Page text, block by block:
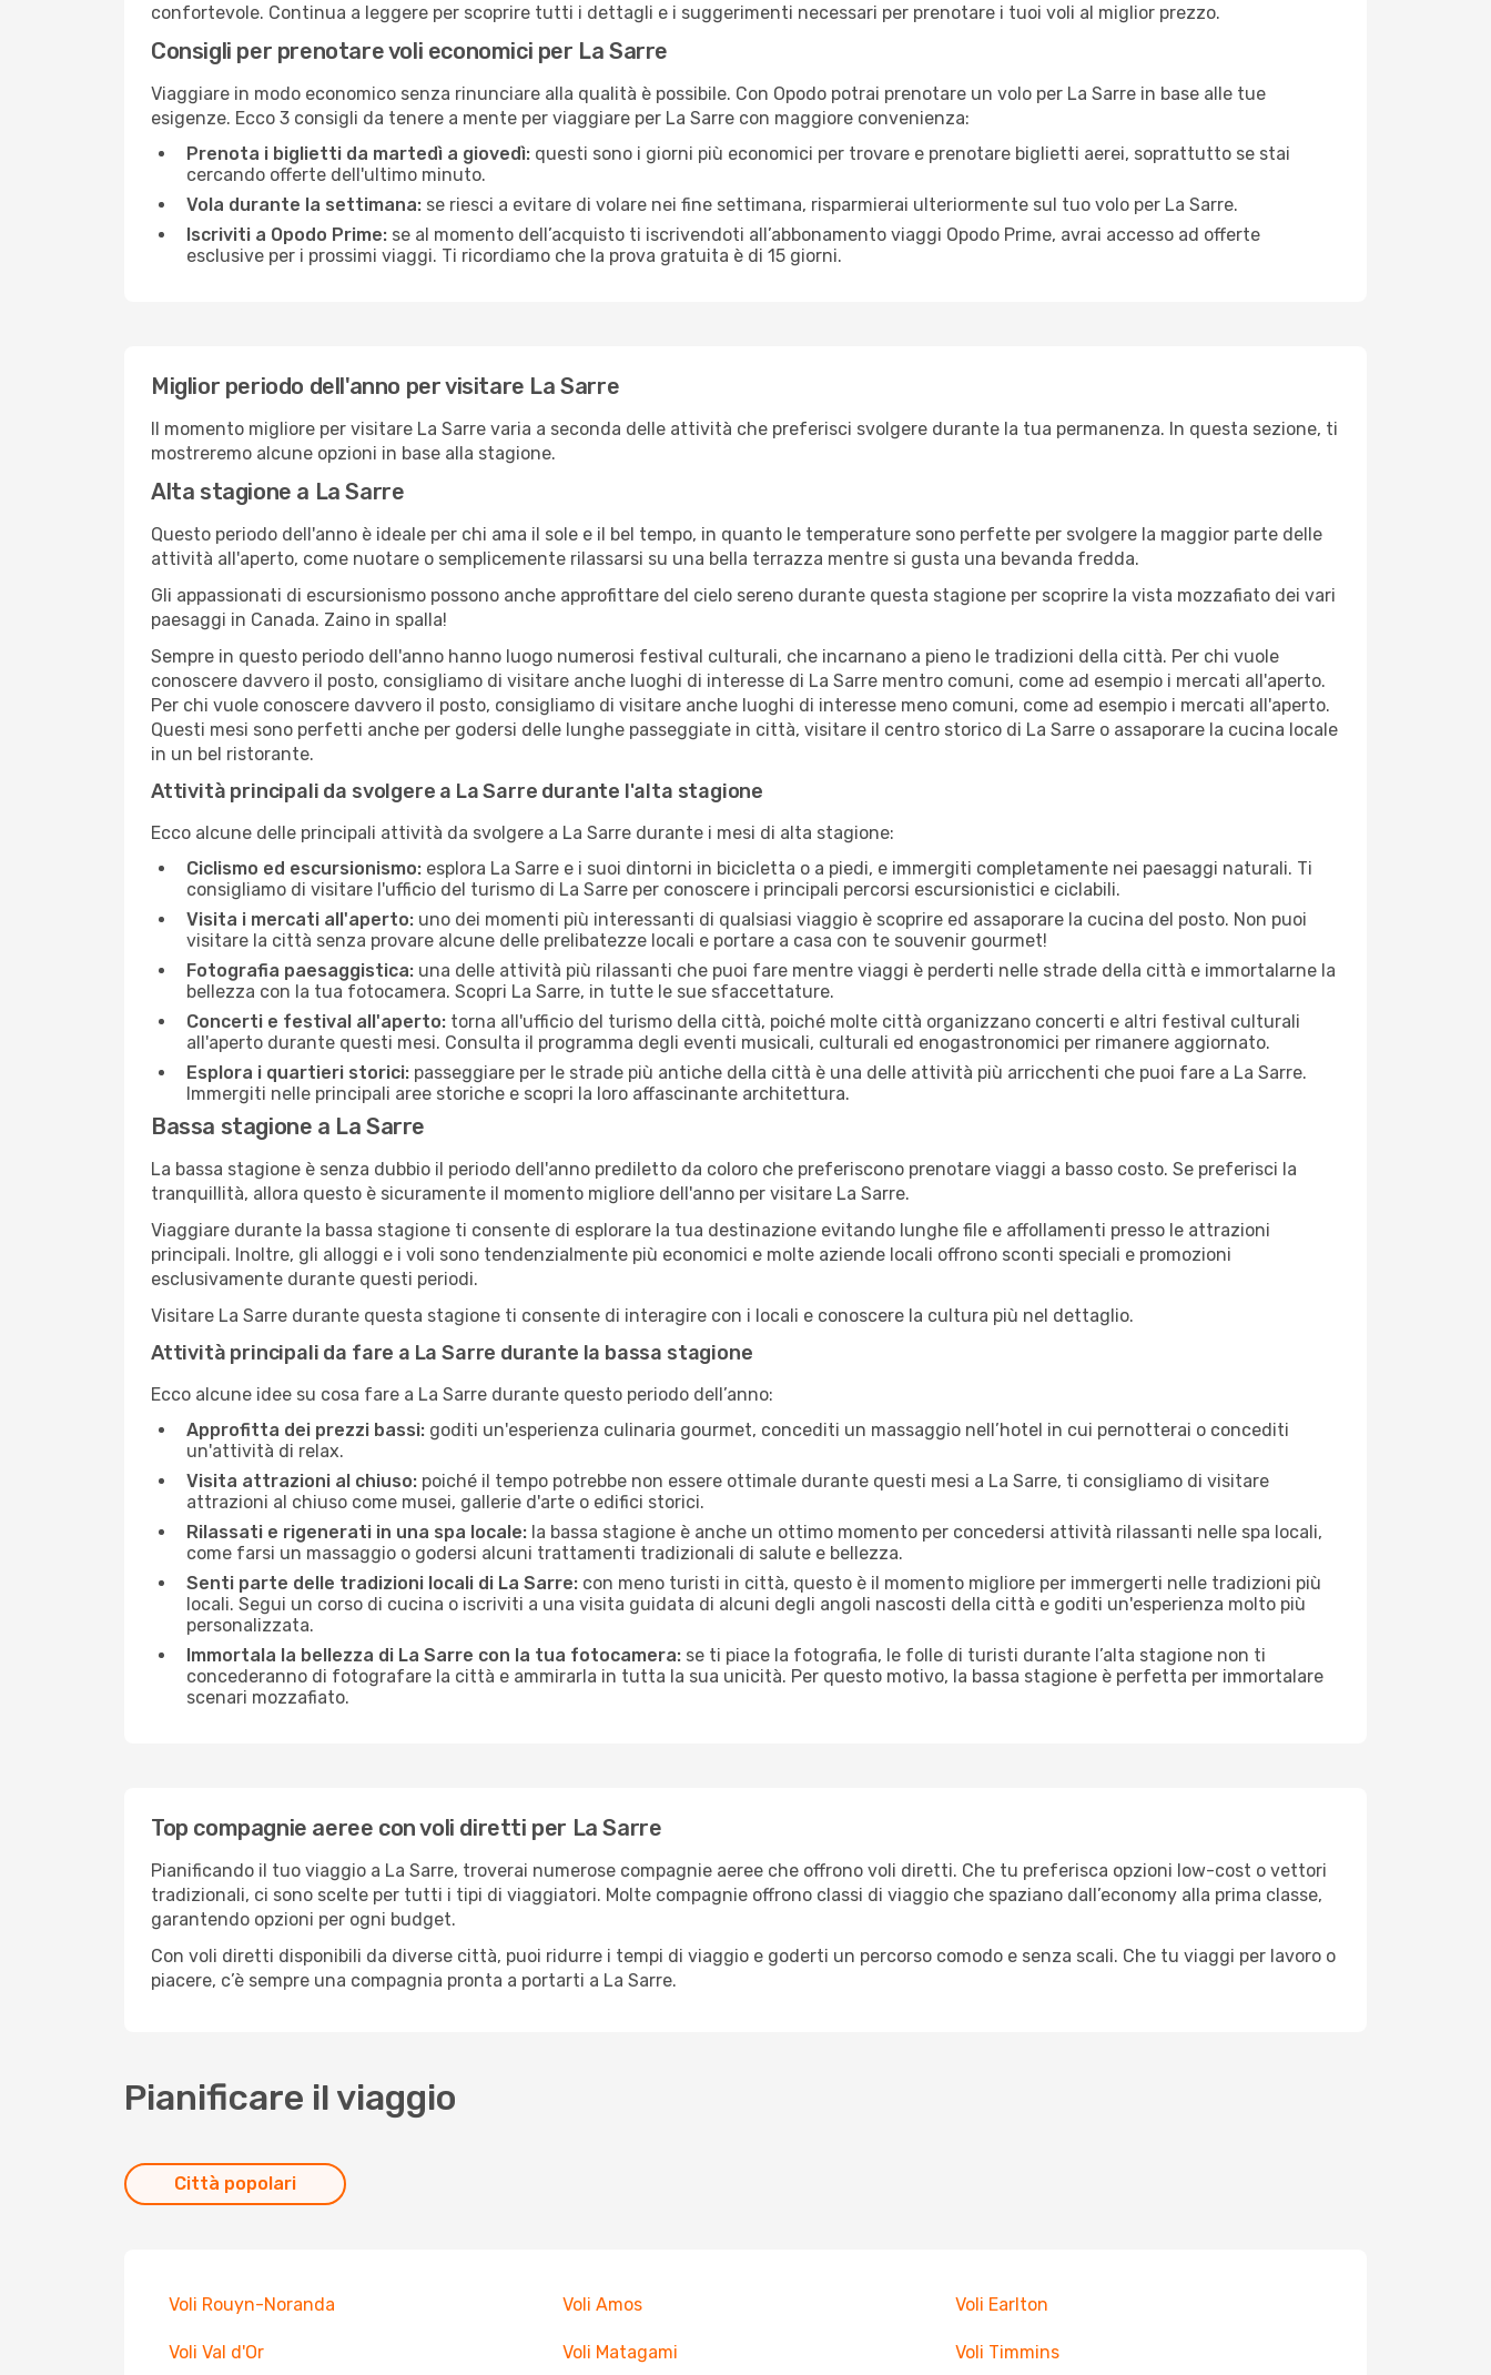
confortevole. Continua a leggere per scoprire tutti i dettagli e i suggerimenti necessari per prenotare i tuoi voli al miglior prezzo.
Consigli per prenotare voli economici per La Sarre
Viaggiare in modo economico senza rinunciare alla qualità è possibile. Con Opodo potrai prenotare un volo per La Sarre in base alle tue
esigenze. Ecco 3 consigli da tenere a mente per viaggiare per La Sarre con maggiore convenienza:
Prenota i biglietti da martedì a giovedì: questi sono i giorni più economici per trovare e prenotare biglietti aerei, soprattutto se stai
cercando offerte dell'ultimo minuto.
Vola durante la settimana: se riesci a evitare di volare nei fine settimana, risparmierai ulteriormente sul tuo volo per La Sarre.
Iscriviti a Opodo Prime: se al momento dell’acquisto ti iscrivendoti all’abbonamento viaggi Opodo Prime, avrai accesso ad offerte
esclusive per i prossimi viaggi. Ti ricordiamo che la prova gratuita è di 15 giorni.
Miglior periodo dell'anno per visitare La Sarre
Il momento migliore per visitare La Sarre varia a seconda delle attività che preferisci svolgere durante la tua permanenza. In questa sezione, ti
mostreremo alcune opzioni in base alla stagione.
Alta stagione a La Sarre
Questo periodo dell'anno è ideale per chi ama il sole e il bel tempo, in quanto le temperature sono perfette per svolgere la maggior parte delle
attività all'aperto, come nuotare o semplicemente rilassarsi su una bella terrazza mentre si gusta una bevanda fredda.
Gli appassionati di escursionismo possono anche approfittare del cielo sereno durante questa stagione per scoprire la vista mozzafiato dei vari
paesaggi in Canada. Zaino in spalla!
Sempre in questo periodo dell'anno hanno luogo numerosi festival culturali, che incarnano a pieno le tradizioni della città. Per chi vuole
conoscere davvero il posto, consigliamo di visitare anche luoghi di interesse di La Sarre mentro comuni, come ad esempio i mercati all'aperto.
Per chi vuole conoscere davvero il posto, consigliamo di visitare anche luoghi di interesse meno comuni, come ad esempio i mercati all'aperto.
Questi mesi sono perfetti anche per godersi delle lunghe passeggiate in città, visitare il centro storico di La Sarre o assaporare la cucina locale
in un bel ristorante.
Attività principali da svolgere a La Sarre durante l'alta stagione
Ecco alcune delle principali attività da svolgere a La Sarre durante i mesi di alta stagione:
Ciclismo ed escursionismo: esplora La Sarre e i suoi dintorni in bicicletta o a piedi, e immergiti completamente nei paesaggi naturali. Ti
consigliamo di visitare l'ufficio del turismo di La Sarre per conoscere i principali percorsi escursionistici e ciclabili.
Visita i mercati all'aperto: uno dei momenti più interessanti di qualsiasi viaggio è scoprire ed assaporare la cucina del posto. Non puoi
visitare la città senza provare alcune delle prelibatezze locali e portare a casa con te souvenir gourmet!
Fotografia paesaggistica: una delle attività più rilassanti che puoi fare mentre viaggi è perderti nelle strade della città e immortalarne la
bellezza con la tua fotocamera. Scopri La Sarre, in tutte le sue sfaccettature.
Concerti e festival all'aperto: torna all'ufficio del turismo della città, poiché molte città organizzano concerti e altri festival culturali
all'aperto durante questi mesi. Consulta il programma degli eventi musicali, culturali ed enogastronomici per rimanere aggiornato.
Esplora i quartieri storici: passeggiare per le strade più antiche della città è una delle attività più arricchenti che puoi fare a La Sarre.
Immergiti nelle principali aree storiche e scopri la loro affascinante architettura.
Bassa stagione a La Sarre
La bassa stagione è senza dubbio il periodo dell'anno prediletto da coloro che preferiscono prenotare viaggi a basso costo. Se preferisci la
tranquillità, allora questo è sicuramente il momento migliore dell'anno per visitare La Sarre.
Viaggiare durante la bassa stagione ti consente di esplorare la tua destinazione evitando lunghe file e affollamenti presso le attrazioni
principali. Inoltre, gli alloggi e i voli sono tendenzialmente più economici e molte aziende locali offrono sconti speciali e promozioni
esclusivamente durante questi periodi.
Visitare La Sarre durante questa stagione ti consente di interagire con i locali e conoscere la cultura più nel dettaglio.
Attività principali da fare a La Sarre durante la bassa stagione
Ecco alcune idee su cosa fare a La Sarre durante questo periodo dell’anno:
Approfitta dei prezzi bassi: goditi un'esperienza culinaria gourmet, concediti un massaggio nell’hotel in cui pernotterai o concediti
un'attività di relax.
Visita attrazioni al chiuso: poiché il tempo potrebbe non essere ottimale durante questi mesi a La Sarre, ti consigliamo di visitare
attrazioni al chiuso come musei, gallerie d'arte o edifici storici.
Rilassati e rigenerati in una spa locale: la bassa stagione è anche un ottimo momento per concedersi attività rilassanti nelle spa locali,
come farsi un massaggio o godersi alcuni trattamenti tradizionali di salute e bellezza.
Senti parte delle tradizioni locali di La Sarre: con meno turisti in città, questo è il momento migliore per immergerti nelle tradizioni più
locali. Segui un corso di cucina o iscriviti a una visita guidata di alcuni degli angoli nascosti della città e goditi un'esperienza molto più
personalizzata.
Immortala la bellezza di La Sarre con la tua fotocamera: se ti piace la fotografia, le folle di turisti durante l’alta stagione non ti
concederanno di fotografare la città e ammirarla in tutta la sua unicità. Per questo motivo, la bassa stagione è perfetta per immortalare
scenari mozzafiato.
Top compagnie aeree con voli diretti per La Sarre
Pianificando il tuo viaggio a La Sarre, troverai numerose compagnie aeree che offrono voli diretti. Che tu preferisca opzioni low-cost o vettori
tradizionali, ci sono scelte per tutti i tipi di viaggiatori. Molte compagnie offrono classi di viaggio che spaziano dall’economy alla prima classe,
garantendo opzioni per ogni budget.
Con voli diretti disponibili da diverse città, puoi ridurre i tempi di viaggio e goderti un percorso comodo e senza scali. Che tu viaggi per lavoro o
piacere, c’è sempre una compagnia pronta a portarti a La Sarre.
Pianificare il viaggio
Città popolari
Voli Rouyn-Noranda Voli Amos Voli Earlton
Voli Val d'Or Voli Matagami Voli Timmins